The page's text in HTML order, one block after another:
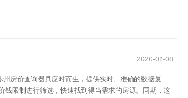
2026-02-08
房价查询器具应时而生，提供实时、准确的数据复
钱限制进行筛选，快速找到得当需求的房源。同期，这